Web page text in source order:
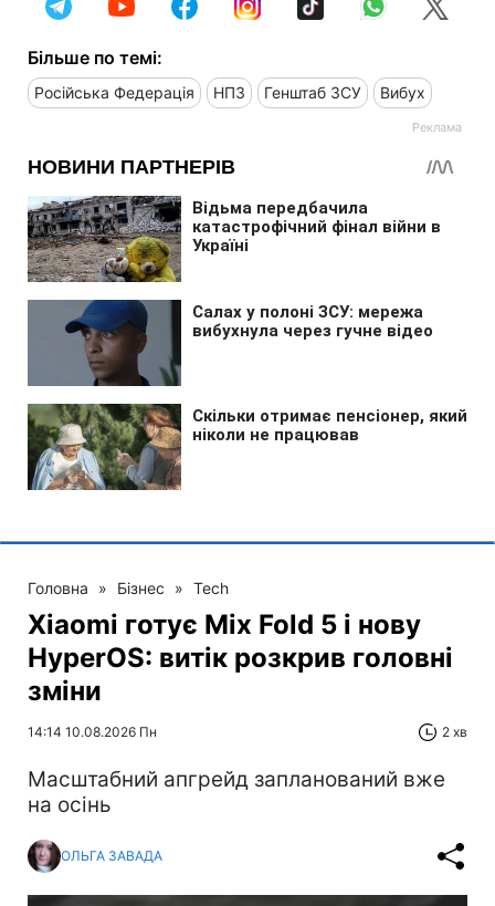
Більше по темі:
Російська Федерація НПЗ Генштаб ЗСУ Вибух
Головна » Бізнес » Tech
Xiaomi готує Mix Fold 5 і нову
HyperOS: витік розкрив головні
зміни
14:14 10.08.2026 Пн 2 хв
Масштабний апгрейд запланований вже
на осінь
ОЛЬГА ЗАВАДА